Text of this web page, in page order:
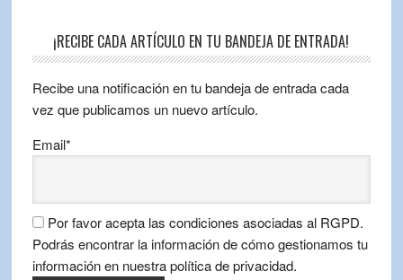
¡RECIBE CADA ARTÍCULO EN TU BANDEJA DE ENTRADA!
Recibe una notificación en tu bandeja de entrada cada
vez que publicamos un nuevo artículo.
Email*
Por favor acepta las condiciones asociadas al RGPD.
Podrás encontrar la información de cómo gestionamos tu
información en nuestra política de privacidad.